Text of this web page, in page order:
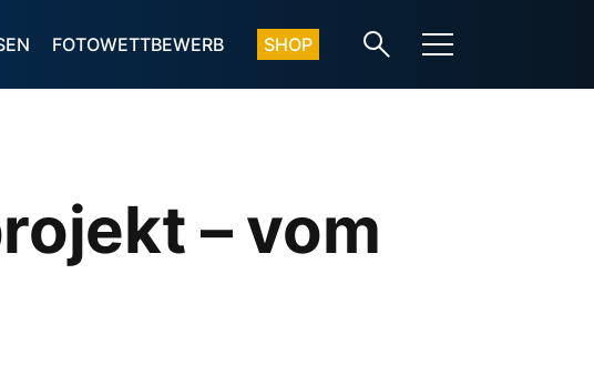
FOTOWETTBEWERB SHOP
– vom